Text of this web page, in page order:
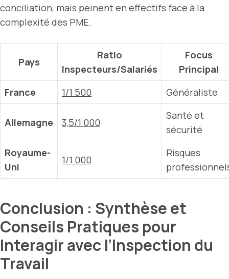
conciliation, mais peinent en effectifs face à la
complexité des PME.
Pays
Ratio
Inspecteurs/Salariés
Focus
Principal
France
1/1 500 Généraliste
Allemagne 3,5/1 000
Santé et
sécurité
Royaume-
Uni
1/1 000
Risques
Conclusion : Synthèse et
Conseils Pratiques pour
Interagir avec l’Inspection du
Travail